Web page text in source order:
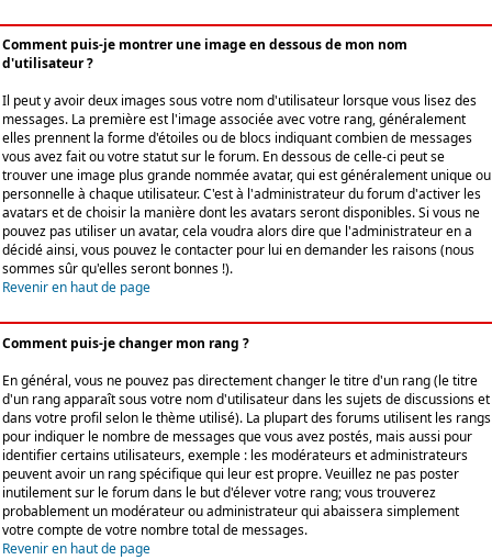
Comment puis-je montrer une image en dessous de mon nom
d'utilisateur ?
Il peut y avoir deux images sous votre nom d'utilisateur lorsque vous lisez des
messages. La première est l'image associée avec votre rang, généralement
elles prennent la forme d'étoiles ou de blocs indiquant combien de messages
vous avez fait ou votre statut sur le forum. En dessous de celle-ci peut se
trouver une image plus grande nommée avatar, qui est généralement unique ou
personnelle à chaque utilisateur. C'est à l'administrateur du forum d'activer les
avatars et de choisir la manière dont les avatars seront disponibles. Si vous ne
pouvez pas utiliser un avatar, cela voudra alors dire que l'administrateur en a
décidé ainsi, vous pouvez le contacter pour lui en demander les raisons (nous
sommes sûr qu'elles seront bonnes !).
Revenir en haut de page
Comment puis-je changer mon rang ?
En général, vous ne pouvez pas directement changer le titre d'un rang (le titre
d'un rang apparaît sous votre nom d'utilisateur dans les sujets de discussions et
dans votre profil selon le thème utilisé). La plupart des forums utilisent les rangs
pour indiquer le nombre de messages que vous avez postés, mais aussi pour
identifier certains utilisateurs, exemple : les modérateurs et administrateurs
peuvent avoir un rang spécifique qui leur est propre. Veuillez ne pas poster
inutilement sur le forum dans le but d'élever votre rang; vous trouverez
probablement un modérateur ou administrateur qui abaissera simplement
votre compte de votre nombre total de messages.
Revenir en haut de page